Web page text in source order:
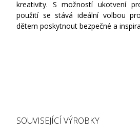
kreativity. S možností ukotvení
použití se stává ideální volbou
dětem poskytnout bezpečné a
SOUVISEJÍCÍ VÝROBKY